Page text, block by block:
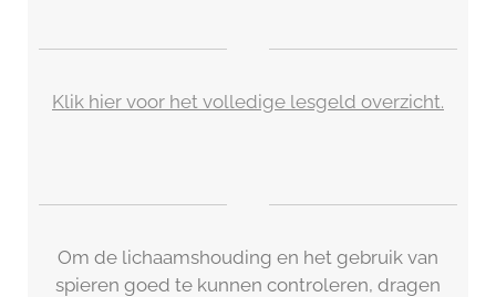
Klik hier voor het volledige lesgeld overzicht.
Om de lichaamshouding en het gebruik van
spieren goed te kunnen controleren, dragen